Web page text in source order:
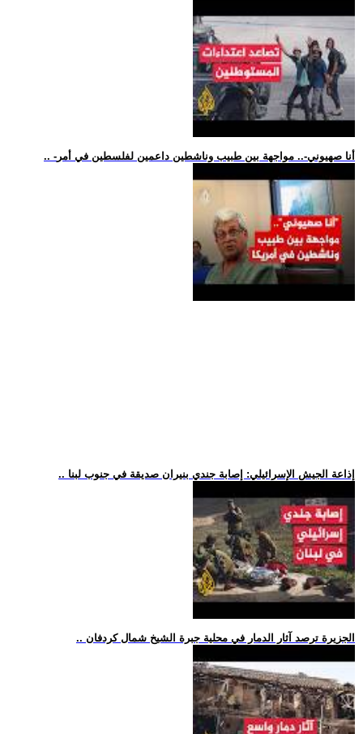
.. -أنا صهيوني-.. مواجهة بين طبيب وناشطين داعمين لفلسطين في أمر
.. إذاعة الجيش الإسرائيلي: إصابة جندي بنيران صديقة في جنوب لبنا
.. الجزيرة ترصد آثار الدمار في محلية جبرة الشيخ شمال كردفان